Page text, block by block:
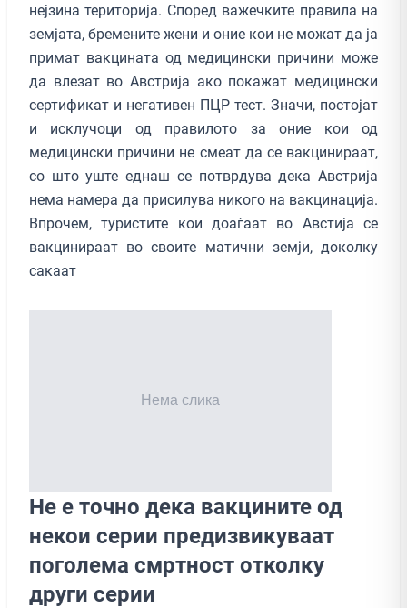
нејзина територија. Според важечките правила на
земјата, бремените жени и оние кои не можат да ја
примат вакцината од медицински причини може
да влезат во Австрија ако покажат медицински
сертификат и негативен ПЦР тест. Значи, постојат
и исклучоци од правилото за оние кои од
медицински причини не смеат да се вакцинираат,
со што уште еднаш се потврдува дека Австрија
нема намера да присилува никого на вакцинација.
Впрочем, туристите кои доаѓаат во Австија се
вакцинираат во своите матични земји, доколку
сакаат
Не е точно дека вакцините од
некои серии предизвикуваат
поголема смртност отколку
други серии